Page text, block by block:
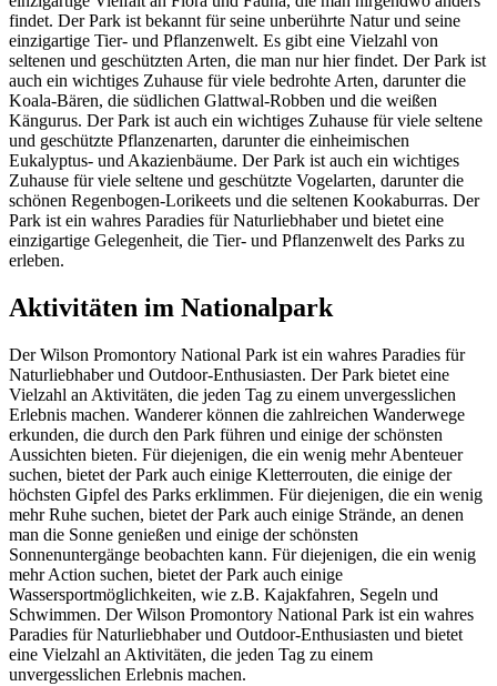
findet. Der Park ist bekannt für seine unberührte Natur und seine
einzigartige Tier- und Pflanzenwelt. Es gibt eine Vielzahl von
seltenen und geschützten Arten, die man nur hier findet. Der Park ist
auch ein wichtiges Zuhause für viele bedrohte Arten, darunter die
Koala-Bären, die südlichen Glattwal-Robben und die weißen
Kängurus. Der Park ist auch ein wichtiges Zuhause für viele seltene
und geschützte Pflanzenarten, darunter die einheimischen
Eukalyptus- und Akazienbäume. Der Park ist auch ein wichtiges
Zuhause für viele seltene und geschützte Vogelarten, darunter die
schönen Regenbogen-Lorikeets und die seltenen Kookaburras. Der
Park ist ein wahres Paradies für Naturliebhaber und bietet eine
einzigartige Gelegenheit, die Tier- und Pflanzenwelt des Parks zu
erleben.
Aktivitäten im Nationalpark
Der Wilson Promontory National Park ist ein wahres Paradies für
Naturliebhaber und Outdoor-Enthusiasten. Der Park bietet eine
Vielzahl an Aktivitäten, die jeden Tag zu einem unvergesslichen
Erlebnis machen. Wanderer können die zahlreichen Wanderwege
erkunden, die durch den Park führen und einige der schönsten
Aussichten bieten. Für diejenigen, die ein wenig mehr Abenteuer
suchen, bietet der Park auch einige Kletterrouten, die einige der
höchsten Gipfel des Parks erklimmen. Für diejenigen, die ein wenig
mehr Ruhe suchen, bietet der Park auch einige Strände, an denen
man die Sonne genießen und einige der schönsten
Sonnenuntergänge beobachten kann. Für diejenigen, die ein wenig
mehr Action suchen, bietet der Park auch einige
Wassersportmöglichkeiten, wie z.B. Kajakfahren, Segeln und
Schwimmen. Der Wilson Promontory National Park ist ein wahres
Paradies für Naturliebhaber und Outdoor-Enthusiasten und bietet
eine Vielzahl an Aktivitäten, die jeden Tag zu einem
unvergesslichen Erlebnis machen.